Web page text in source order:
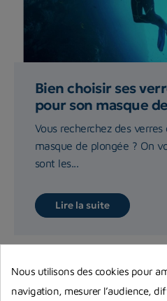
Bien choisir ses
pour son masque
Vous recherchez des
masque de plongée ? On
sont les...
Lire la suite
Nous utilisons des cookies pour
navigation, mesurer l’audience,